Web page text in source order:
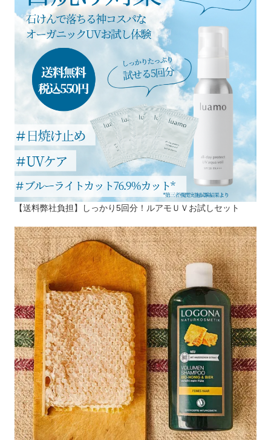
【送料弊社負担】しっかり5回分！ルアモＵＶお試しセット